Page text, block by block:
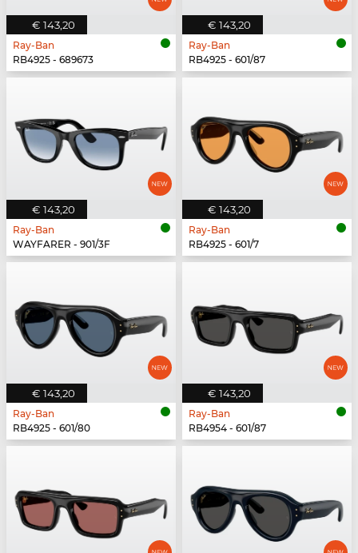
€ 143,20
Ray-Ban
RB4925 - 689673
€ 143,20
Ray-Ban
RB4925 - 601/87
€ 143,20
Ray-Ban
WAYFARER - 901/3F
€ 143,20
Ray-Ban
RB4925 - 601/7
€ 143,20
Ray-Ban
RB4925 - 601/80
€ 143,20
Ray-Ban
RB4954 - 601/87